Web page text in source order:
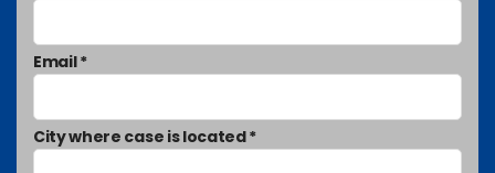
Email *
City where case is located *